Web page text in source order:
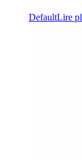
DefaultLire